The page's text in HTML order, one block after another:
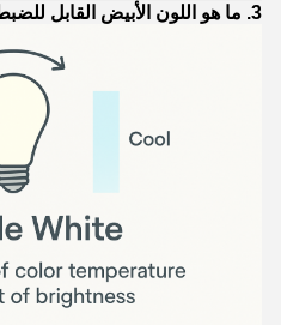
3. ما هو اللون الأبيض القابل للضبط؟